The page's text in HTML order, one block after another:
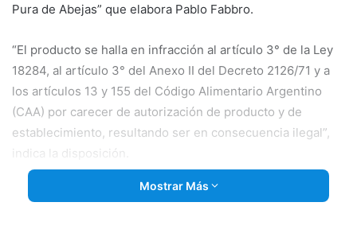
Pura de Abejas” que elabora Pablo Fabbro.
“El producto se halla en infracción al artículo 3° de la Ley
18284, al artículo 3° del Anexo II del Decreto 2126/71 y a
los artículos 13 y 155 del Código Alimentario Argentino
(CAA) por carecer de autorización de producto y de
establecimiento, resultando ser en consecuencia ilegal”,
indica la disposición.
Y agrega: “Por tratarse de productos que no pueden ser
Mostrar Más